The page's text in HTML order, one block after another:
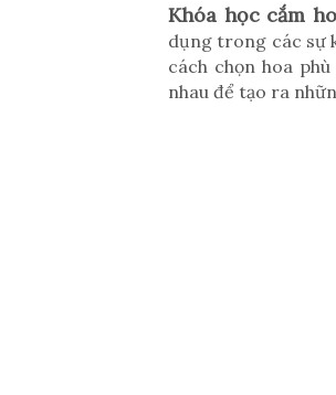
Khóa học cắm
dụng trong các sự
cách chọn hoa
nhau để tạo ra